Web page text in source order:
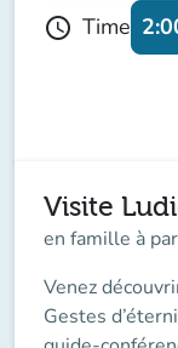
schedule Time
Visite
en famille à
Venez
Gestes